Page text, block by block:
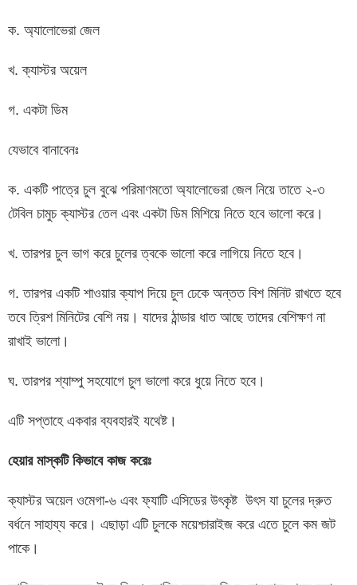
ক. অ্যালোভেরা জেল
খ. ক্যাস্টর অয়েল
গ. একটা ডিম
যেভাবে বানাবেনঃ
ক. একটি পাত্রে চুল বুঝে পরিমাণমতো অ্যালোভেরা জেল নিয়ে তাতে ২-৩
টেবিল চামুচ ক্যাস্টর তেল এবং একটা ডিম মিশিয়ে নিতে হবে ভালো করে।
খ. তারপর চুল ভাগ করে চুলের ত্বকে ভালো করে লাগিয়ে নিতে হবে।
গ. তারপর একটি শাওয়ার ক্যাপ দিয়ে চুল ঢেকে অন্তত বিশ মিনিট রাখতে হবে
তবে ত্রিশ মিনিটের বেশি নয়। যাদের ঠান্ডার ধাত আছে তাদের বেশিক্ষণ না
রাখাই ভালো।
ঘ. তারপর শ্যাম্পু সহযোগে চুল ভালো করে ধুয়ে নিতে হবে।
এটি সপ্তাহে একবার ব্যবহারই যথেষ্ট।
হেয়ার মাস্কটি কিভাবে কাজ করেঃ
ক্যাস্টর অয়েল ওমেগা-৬ এবং ফ্যাটি এসিডের উৎকৃষ্ট উৎস যা চুলের দ্রুত
বর্ধনে সাহায্য করে। এছাড়া এটি চুলকে ময়েশ্চারাইজ করে এতে চুলে কম জট
পাকে।